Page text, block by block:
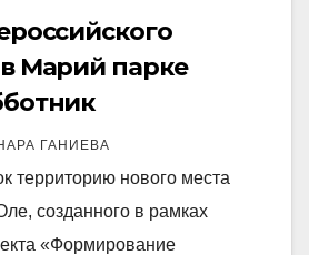
Марий парке
ГАНИЕВА
территорию нового места
созданного в рамках
«Формирование